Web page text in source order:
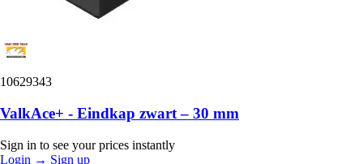
10629343
ValkAce+ - Eindkap zwart – 30 mm
Sign in to see your prices instantly
Login → Sign up